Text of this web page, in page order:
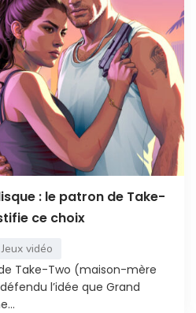
: le patron de Take-
ce choix
Jeux vidéo
Take-Two (maison-mère
l’idée que Grand